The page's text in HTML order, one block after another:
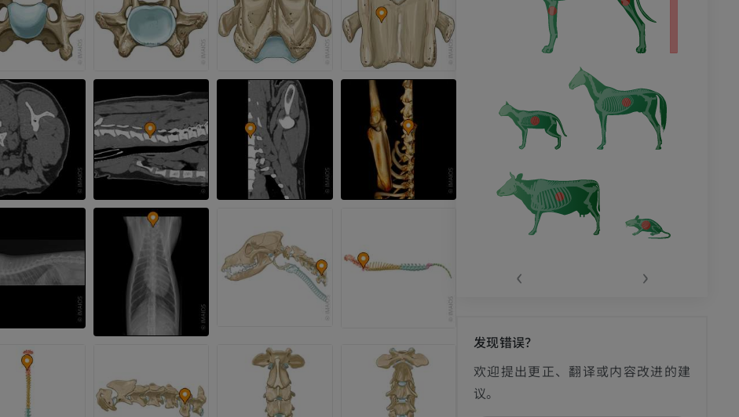
马-骨骼学
放射影像学
马腕骨
计算机体层摄影
优质会员
插画
优质会员
马-足趾
插画
优质会员
‹ ›
发现错误？
欢迎提出更正、翻译或内容改进的建
议。